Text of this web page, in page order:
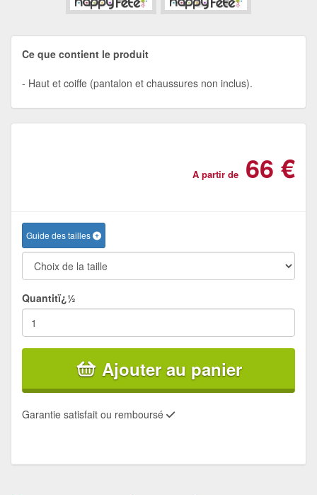
Ce que contient le produit
Haut et coiffe (pantalon et chaussures non inclus).
A partir de 66 €
Guide des tailles
Quantitï¿½
Ajouter au panier
Garantie satisfait ou remboursé